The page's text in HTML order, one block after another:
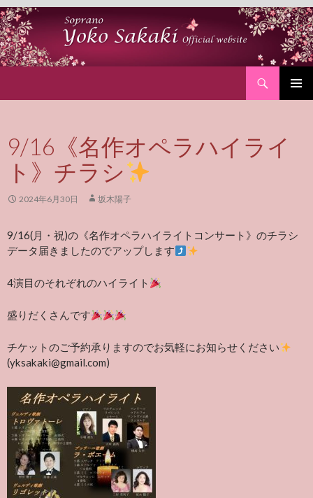
9/16《名作オペラハイライ
ト》チラシ
2024年6月30日 坂木陽子
9/16(月・祝)の《名作オペラハイライトコンサート》のチラシ
データ届きましたのでアップします
4演目のそれぞれのハイライト
盛りだくさんです
チケットのご予約承りますのでお気軽にお知らせください
(yksakaki@gmail.com)